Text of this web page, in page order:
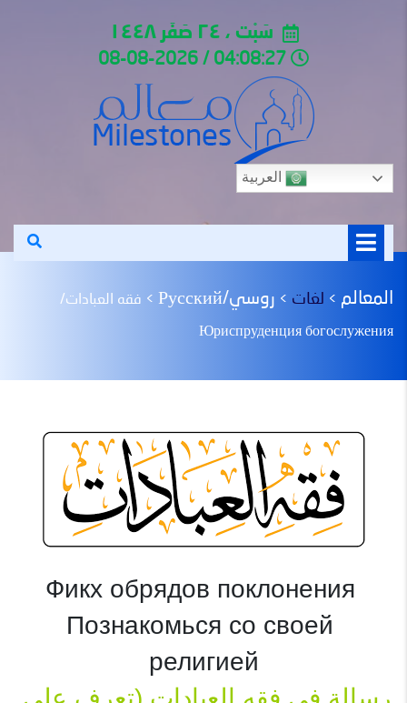
سَبْت ، ٢٤ صَفَر ١٤٤٨
العربية
المعالم > لغات > روسي/Русский > فقه العبادات/
Юриспруденция богослужения
Фикх обрядов поклонения
Познакомься со своей
религией